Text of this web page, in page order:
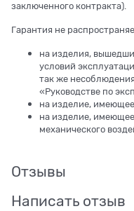
заключенного контракта).
Гарантия не
на изделия,
условий
так же
«Руководстве по
на изделие,
на изделие,
механического
Отзывы
Написать отзыв